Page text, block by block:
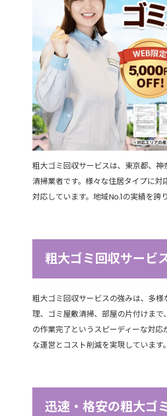
粗大ゴミ回収サービスは、東京都、
清掃業者です。様々な住居タイプに
対応しています。地域No.1の実績を誇
粗大ゴミ回収サービ
粗大ゴミ回収サービスの強みは、多
理、ゴミ屋敷清掃、部屋の片付けま
の作業完了というスピーディーな対
な運営とコスト削減を実現しています。
迅速・格安の粗大ゴ